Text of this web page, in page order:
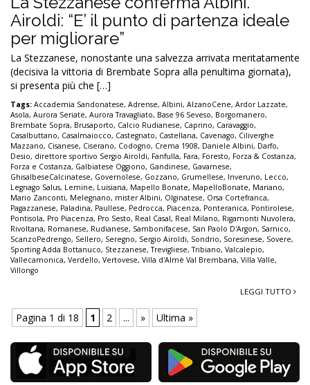
Airoldi: “E’ il punto di partenza ideale
per migliorare”
La Stezzanese, nonostante una salvezza arrivata meritatamente
(decisiva la vittoria di Brembate Sopra alla penultima giornata),
si presenta più che […]
Tags: Accademia Sandonatese, Adrense, Albini, AlzanoCene, Ardor Lazzate,
Asola, Aurora Seriate, Aurora Travagliato, Base 96 Seveso, Borgomanero,
Brembate Sopra, Brusaporto, Calcio Rudianese, Caprino, Caravaggio,
Casalbuttano, Casalmaiocco, Castegnato, Castellana, Cavenago, Ciliverghe
Mazzano, Cisanese, Ciserano, Codogno, Crema 1908, Daniele Albini, Darfo,
Desio, direttore sportivo Sergio Airoldi, Fanfulla, Fara, Foresto, Forza & Costanza,
Forza e Costanza, Galbiatese Oggiono, Gandinese, Gavarnese,
GhisalbeseCalcinatese, Governolese, Gozzano, Grumellese, Inveruno, Lecco,
Legnago Salus, Lemine, Luisiana, Mapello Bonate, MapelloBonate, Mariano,
Mario Zanconti, Melegnano, mister Albini, Olginatese, Orsa Cortefranca,
Pagazzanese, Paladina, Paullese, Pedrocca, Piacenza, Ponteranica, Pontirolese,
Pontisola, Pro Piacenza, Pro Sesto, Real Casal, Real Milano, Rigamonti Nuvolera,
Rivoltana, Romanese, Rudianese, Sambonifacese, San Paolo D'Argon, Sarnico,
ScanzoPedrengo, Sellero, Seregno, Sergio Airoldi, Sondrio, Soresinese, Sovere,
Sporting Adda Bottanuco, Stezzanese,Trevigliese,Tribiano, Valcalepio,
Vallecamonica, Verdello, Vertovese, Villa d'Almè Val Brembana, Villa Valle,
Villongo
LEGGI TUTTO
Pagina 1 di 18 1 2 ... » Ultima »